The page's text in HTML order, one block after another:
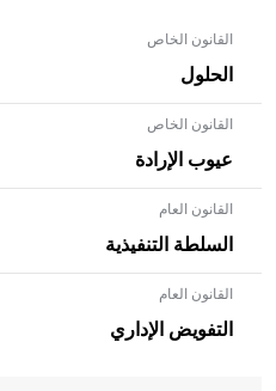
القانون الخاص
الحلول
القانون الخاص
عيوب الإرادة
القانون العام
السلطة التنفيذية
القانون العام
التفويض الإداري
- هل تعلم أن الأبلق نوع من
بالعمارة الإسلامية في بلاد
المعمار على بناء مداميكه